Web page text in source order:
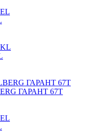
ГАРАНТ 67T